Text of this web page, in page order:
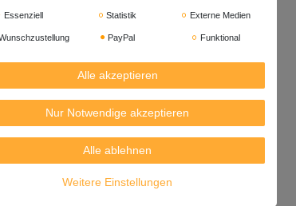
konsumieren.
Essenziell Statistik Externe Medien
PayPal Funktional
Alle akzeptieren
Nur Notwendige akzeptieren
Alle ablehnen
Weitere Einstellungen